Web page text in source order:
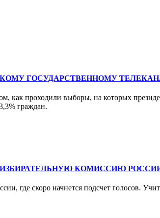
ГОСУДАРСТВЕННОМУ
как проходили выборы, на которых
граждан.
КОМИССИЮ
где скоро начнется подсчет голосов.